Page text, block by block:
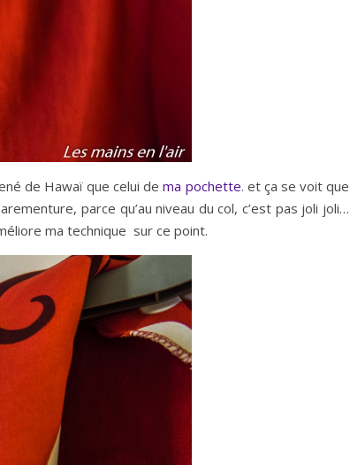
de Hawaï que celui dema pochette. et ça se voit que
parce qu’au niveau du col, c’est pas joli joli…
ma technique sur ce point.